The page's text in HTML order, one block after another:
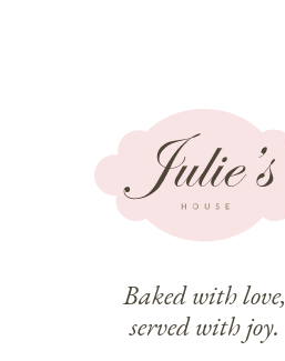
Baked with love,
served with joy.